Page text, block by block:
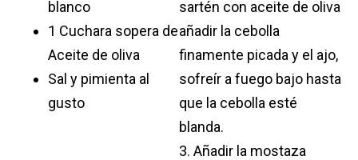
blanco
1 Cuchara sopera de
Aceite de oliva
Sal y pimienta al
gusto
sartén con aceite de oliva
añadir la cebolla
finamente picada y el ajo,
sofreír a fuego bajo hasta
que la cebolla esté
blanda.
3. Añadir la mostaza